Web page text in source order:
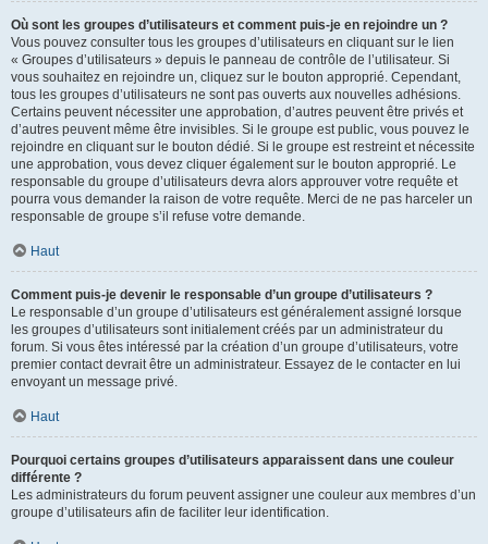
Où sont les groupes d’utilisateurs et comment puis-je en rejoindre un ?
Vous pouvez consulter tous les groupes d’utilisateurs en cliquant sur le lien
« Groupes d’utilisateurs » depuis le panneau de contrôle de l’utilisateur. Si
vous souhaitez en rejoindre un, cliquez sur le bouton approprié. Cependant,
tous les groupes d’utilisateurs ne sont pas ouverts aux nouvelles adhésions.
Certains peuvent nécessiter une approbation, d’autres peuvent être privés et
d’autres peuvent même être invisibles. Si le groupe est public, vous pouvez le
rejoindre en cliquant sur le bouton dédié. Si le groupe est restreint et nécessite
une approbation, vous devez cliquer également sur le bouton approprié. Le
responsable du groupe d’utilisateurs devra alors approuver votre requête et
pourra vous demander la raison de votre requête. Merci de ne pas harceler un
responsable de groupe s’il refuse votre demande.
Haut
Comment puis-je devenir le responsable d’un groupe d’utilisateurs ?
Le responsable d’un groupe d’utilisateurs est généralement assigné lorsque
les groupes d’utilisateurs sont initialement créés par un administrateur du
forum. Si vous êtes intéressé par la création d’un groupe d’utilisateurs, votre
premier contact devrait être un administrateur. Essayez de le contacter en lui
envoyant un message privé.
Haut
Pourquoi certains groupes d’utilisateurs apparaissent dans une couleur
différente ?
Les administrateurs du forum peuvent assigner une couleur aux membres d’un
groupe d’utilisateurs afin de faciliter leur identification.